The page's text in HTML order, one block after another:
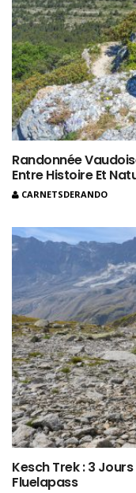
Randonnée
Entre Histoire Et
CARNETSDERANDO
Kesch Trek : 3 Jours
Fluelapass